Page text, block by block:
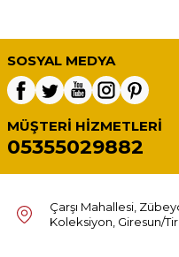
SOSYAL MEDYA
MÜŞTERI HIZMETLERI
05355029882
Çarşı Mahallesi,
Koleksiyon, Giresun/